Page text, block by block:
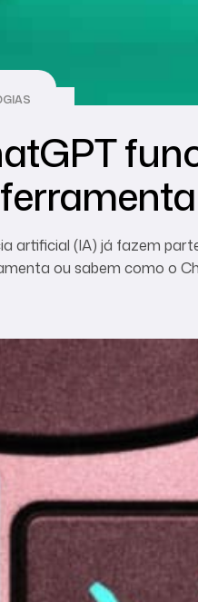
artificial (IA) já fazem
ou sabem como o